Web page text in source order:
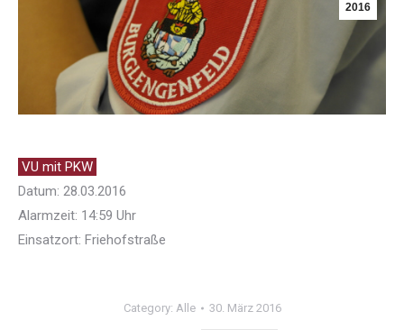
2016
VU mit PKW
Datum: 28.03.2016
Alarmzeit: 14:59 Uhr
Einsatzort: Friehofstraße
Category: Alle 30. März 2016